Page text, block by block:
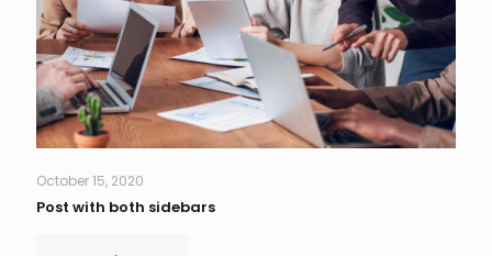
October 15, 2020
Post with both sidebars